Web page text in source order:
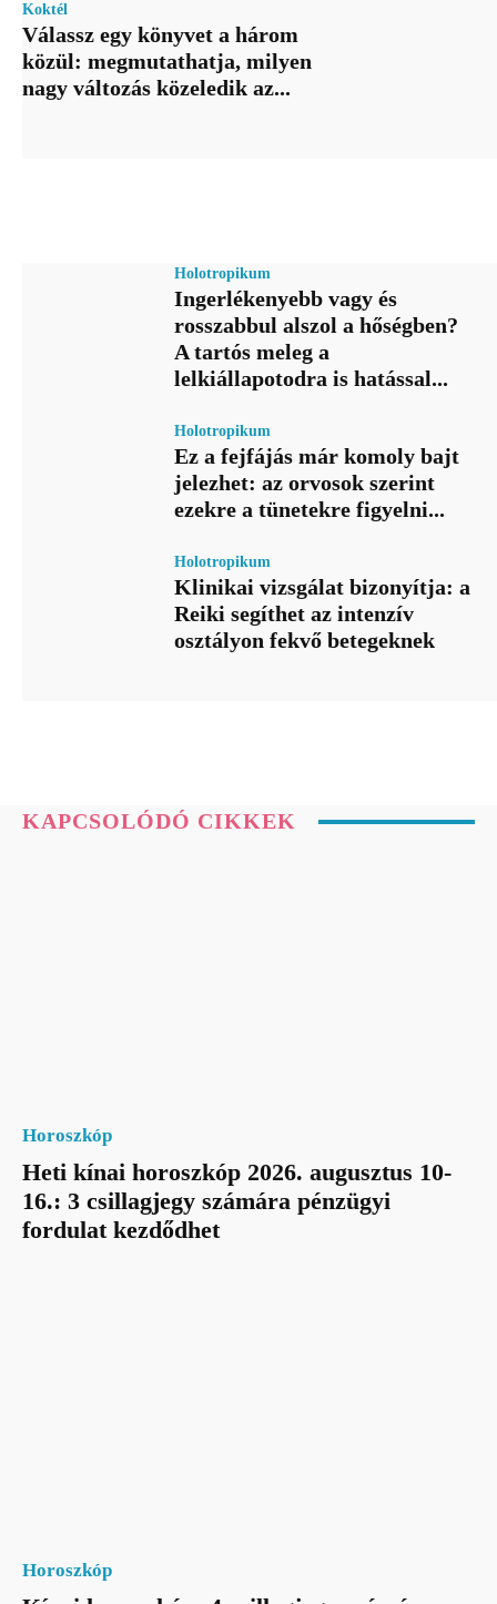
Koktél
Válassz egy könyvet a három
közül: megmutathatja, milyen
nagy változás közeledik az...
Holotropikum
Ingerlékenyebb vagy és
rosszabbul alszol a hőségben?
A tartós meleg a
lelkiállapotodra is hatással...
Holotropikum
Ez a fejfájás már komoly bajt
jelezhet: az orvosok szerint
ezekre a tünetekre figyelni...
Holotropikum
Klinikai vizsgálat bizonyítja: a
Reiki segíthet az intenzív
osztályon fekvő betegeknek
KAPCSOLÓDÓ CIKKEK
Horoszkóp
Heti kínai horoszkóp 2026. augusztus 10-
16.: 3 csillagjegy számára pénzügyi
fordulat kezdődhet
Horoszkóp